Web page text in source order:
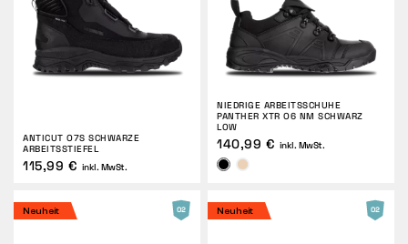
RÜCKGABE
ANTICUT O7S SCHWARZE
ARBEITSSTIEFEL
115,99 € inkl. MwSt.
NIEDRIGE ARBEITSSCHUHE
PANTHER XTR O6 NM SCHWARZ
LOW
140,99 € inkl. MwSt.
Neuheit Neuheit